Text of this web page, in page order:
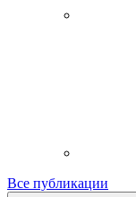
Все публикации